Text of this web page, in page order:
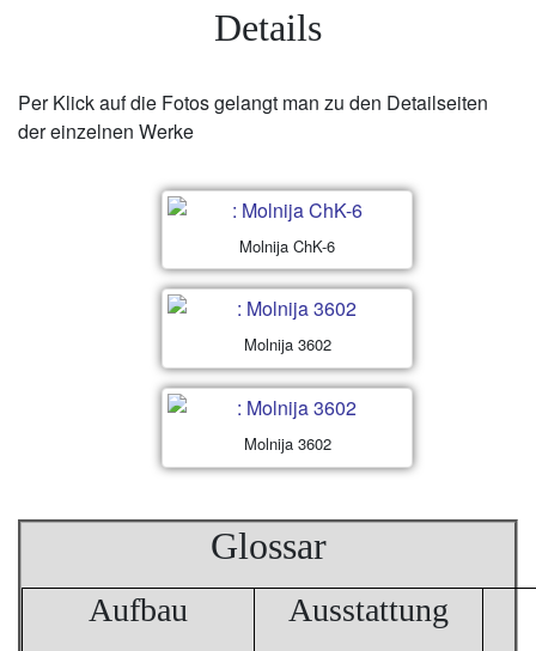
Details
Per Klick auf die Fotos gelangt man zu den Detailseiten
der einzelnen Werke
Molnija ChK-6
Molnija 3602
Molnija 3602
Glossar
Aufbau Ausstattung